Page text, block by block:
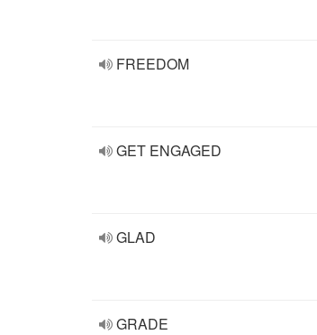
FREEDOM
GET ENGAGED
GLAD
GRADE